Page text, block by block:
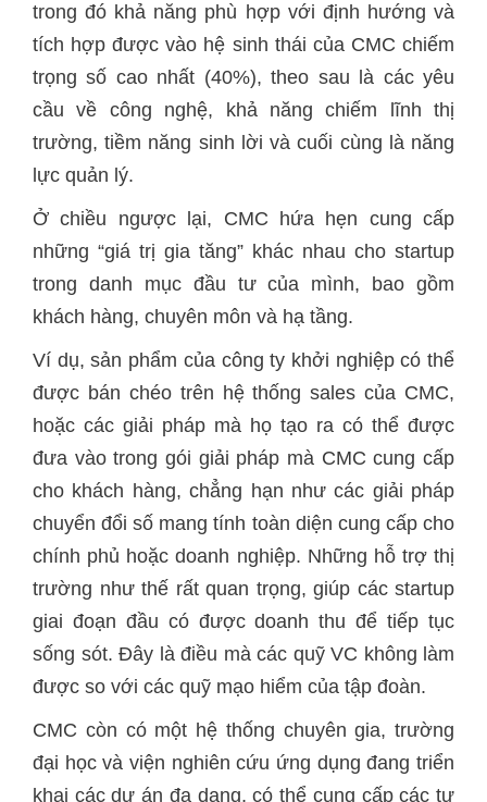
trong đó khả năng phù hợp với định hướng và
tích hợp được vào hệ sinh thái của CMC chiếm
trọng số cao nhất (40%), theo sau là các yêu
cầu về công nghệ, khả năng chiếm lĩnh thị
trường, tiềm năng sinh lời và cuối cùng là năng
lực quản lý.
Ở chiều ngược lại, CMC hứa hẹn cung cấp
những “giá trị gia tăng” khác nhau cho startup
trong danh mục đầu tư của mình, bao gồm
khách hàng, chuyên môn và hạ tầng.
Ví dụ, sản phẩm của công ty khởi nghiệp có thể
được bán chéo trên hệ thống sales của CMC,
hoặc các giải pháp mà họ tạo ra có thể được
đưa vào trong gói giải pháp mà CMC cung cấp
cho khách hàng, chẳng hạn như các giải pháp
chuyển đổi số mang tính toàn diện cung cấp cho
chính phủ hoặc doanh nghiệp. Những hỗ trợ thị
trường như thế rất quan trọng, giúp các startup
giai đoạn đầu có được doanh thu để tiếp tục
sống sót. Đây là điều mà các quỹ VC không làm
được so với các quỹ mạo hiểm của tập đoàn.
CMC còn có một hệ thống chuyên gia, trường
đại học và viện nghiên cứu ứng dụng đang triển
khai các dự án đa dạng, có thể cung cấp các tư